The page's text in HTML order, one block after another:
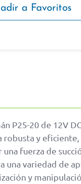
a Favoritos
P25-20 de 12V
robusta y eficiente,
fuerza de
una variedad de
y